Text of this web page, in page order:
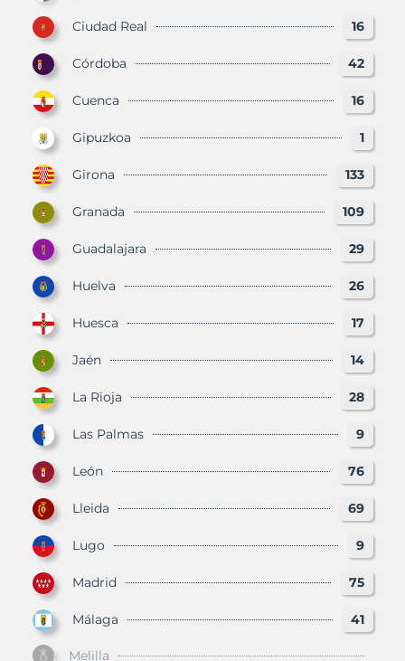
Ciudad Real 16
Córdoba 42
Cuenca 16
Gipuzkoa 1
Girona 133
Granada 109
Guadalajara 29
Huelva 26
Huesca 17
Jaén 14
La Rioja 28
Las Palmas 9
León 76
Lleida 69
Lugo 9
Madrid 75
Málaga 41
Melilla